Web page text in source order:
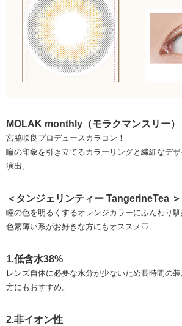
MOLAK monthly（モラクマンスリー）
宮脇咲良プロデュースカラコン！
瞳の印象を引き立てるカラーリングと繊細なデ
演出。
＜タンジェリンティー TangerineTea ＞
瞳の色を明るくするオレンジカラーにふんわり
色素薄い系がお好きな方にもオススメ♡
1.低含水38%
レンズ自体に必要な水分が少ないため長時間の
方にもおすすめ。
2.非イオン性